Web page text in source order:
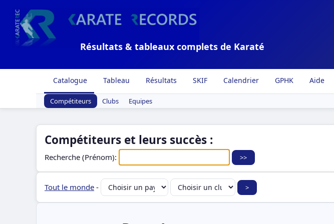
Résultats & tableaux complets de Karaté
Catalogue Tableau Résultats SKIF Calendrier GPHK Aide
Compétiteurs Clubs Equipes
Compétiteurs et leurs succès :
Recherche (Prénom):
Tout le monde -